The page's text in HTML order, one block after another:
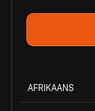
AFRIKAANS